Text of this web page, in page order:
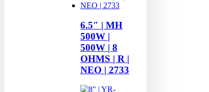
6.5″ | MH
500W |
500W | 8
OHMS | R |
NEO | 2733